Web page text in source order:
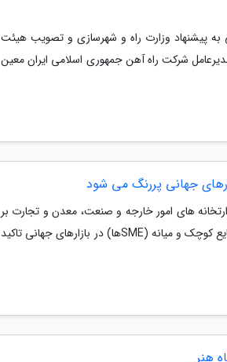
به پیشنهاد وزارت راه و شهرسازی و تصویب هیئت
شرکت راه آهن جمهوری اسلامی ایران معین
جهانی پررنگ می شود
های امور خارجه و صنعت، معدن و تجارت بر
توسعه و توسعه همکاری های بین المللی صنایع کوچک و میانه (SMEها) در بازارهای جهانی تاکید